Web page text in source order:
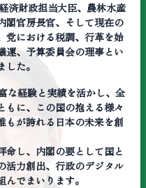
済財政担当大臣、農林水産
閣官房長官、そして現在の
党における税調、行革を始
運、予算委員会の理事とい
た。
な経験と実績を活かし、全
もに、この国の抱える様々
もが誇れる日本の未来を創
命し、内閣の要として国と
活力創出、行政のデジタル
でまいります。